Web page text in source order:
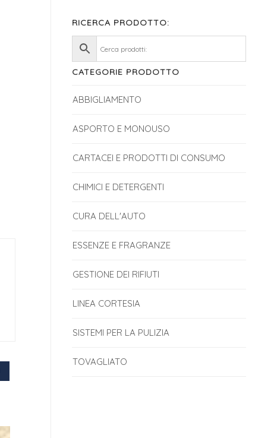
RICERCA PRODOTTO:
CATEGORIE PRODOTTO
ABBIGLIAMENTO
ASPORTO E MONOUSO
CARTACEI E PRODOTTI DI CONSUMO
CHIMICI E DETERGENTI
CURA DELL'AUTO
ESSENZE E FRAGRANZE
GESTIONE DEI RIFIUTI
LINEA CORTESIA
SISTEMI PER LA PULIZIA
TOVAGLIATO